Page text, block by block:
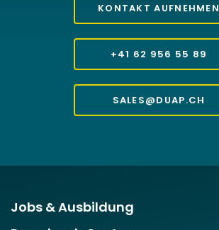
KONTAKT AUFNEHMEN
+41 62 956 55 89
SALES@DUAP.CH
Jobs & Ausbildung